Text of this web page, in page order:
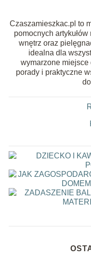
Czaszamieszkac.pl to
pomocnych
wnętrz oraz
idealna dla
wymarzone miejsce
porady i praktyczne